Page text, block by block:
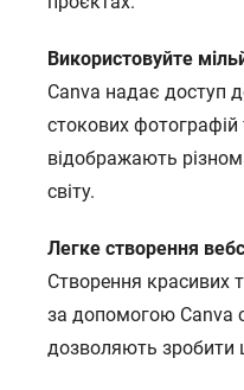
Використовуйте
Canva надає доступ
стокових фотографій
відображають
світу.
Легке створення
Створення красивих
за допомогою Canva
дозволяють зробити